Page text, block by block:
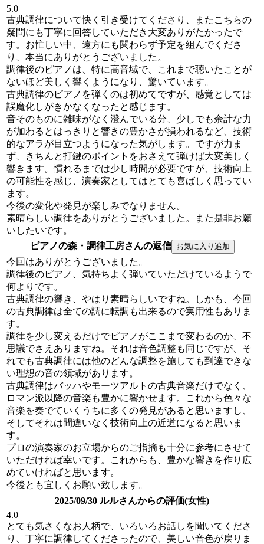
5.0
古典調律について快く引き受けてくださり、またこちらの
疑問にも丁寧に回答していただき大変ありがたかったで
す。お忙しい中、遠方にも関わらず予定を組んでくださ
り、本当にありがとうございました。
調律後のピアノは、特に高音域で、これまで聴いたことが
ないほど美しく響くようになり、驚いています。
古典調律のピアノを弾くのは初めてですが、感覚としては
誤魔化しがきかなくなったと感じます。
音そのものに雑味がなく澄んでいる分、少しでも余計な力
が加わるとはっきりと響きの豊かさが損われるなど、技術
的なアラが目立つようになった気がします。ですが力ま
ず、きちんと打鍵のポイントをおさえて弾けば大変美しく
響きます。慣れるまでは少し時間が必要ですが、技術向上
の可能性を感じ、演奏家としてはとても喜ばしく思ってい
ます。
今後の変化や発見が楽しみでなりません。
素晴らしい調律をありがとうございました。また是非お願
いしたいです。
ピアノの森・調律工房さんの返信
今回はありがとうございました。
調律後のピアノ、気持ちよく弾いていただけているようで
何よりです。
古典調律の響き、やはり素晴らしいですね。しかも、今回
の古典調律は全ての調に転調も出来るので実用性もありま
す。
調律を少し変えるだけでピアノがここまで変わるのか、不
思議でさえありますね。それは音色調整も同じですが、そ
れでも古典調律には他のどんな調整を施しても到達できな
い理想の音の領域があります。
古典調律はバッハやモーツアルトの古典音楽だけでなく、
ロマン派以降の音楽も豊かに響かせます。これから色々な
音楽を奏でていくうちに多くの発見があると思いますし、
そしてそれは間違いなく技術向上の近道になると思いま
す。
プロの演奏家のお立場からのご指摘も十分に参考にさせて
いただければ幸いです。これからも、豊かな響きを作り広
めていければと思います。
今後とも宜しくお願い致します。
2025/09/30 ルルさんからの評価(女性)
4.0
とても気さくなお人柄で、いろいろお話しを聞いてくださ
り、丁寧に調律してくださったので、美しい音色が戻りま